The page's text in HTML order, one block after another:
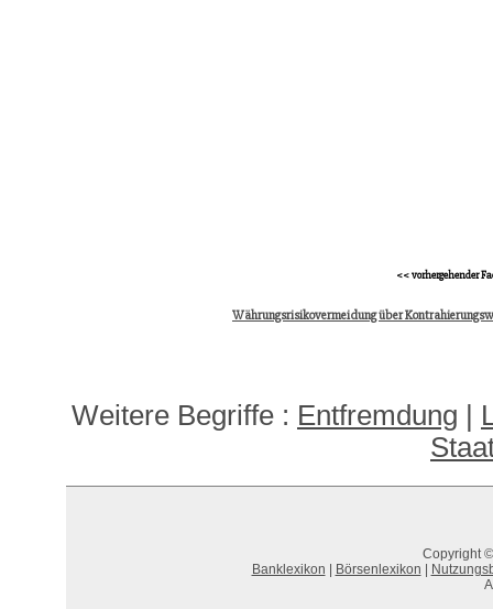
<< vorhergehender
Währungsrisikovermeidung über
Weitere Begriffe : Entfremdung
Copyright
Banklexikon
Börsenlexikon